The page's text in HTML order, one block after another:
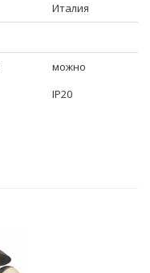
Италия
можно
IP20